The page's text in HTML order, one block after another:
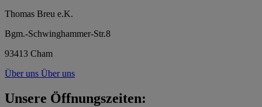
Thomas Breu e.K.
Bgm.-Schwinghammer-Str.8
93413 Cham
Über uns Über uns
Unsere Öffnungszeiten: